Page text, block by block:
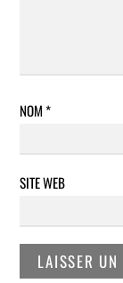
NOM*
SITE WEB